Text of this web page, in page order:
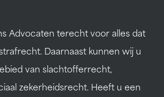
Advocaten terecht voor alles dat
Daarnaast kunnen wij u
van slachtofferrecht,
zekerheidsrecht. Heeft u een